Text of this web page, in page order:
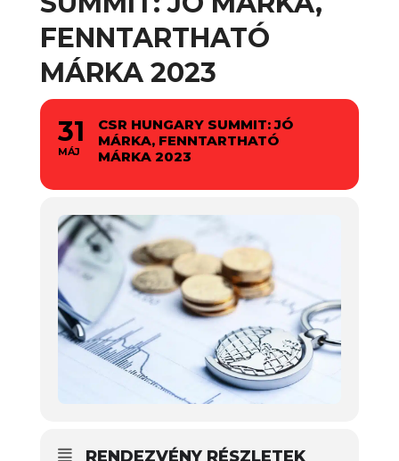
FENNTARTHATÓ
MÁRKA 2023
31
MÁJ
CSR HUNGARY SUMMIT: JÓ
MÁRKA, FENNTARTHATÓ
MÁRKA 2023
RENDEZVÉNY RÉSZLETEK